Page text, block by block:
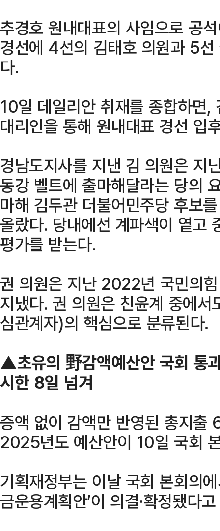
추경호 원내대표의 사임으로 공
경선에 4선의 김태호 의원과 5
다.
10일 데일리안 취재를 종합하면,
대리인을 통해 원내대표 경선 입
경남도지사를 지낸 김 의원은 지
동강 벨트에 출마해달라는 당의
마해 김두관 더불어민주당 후보
올랐다. 당내에선 계파색이 옅고
평가를 받는다.
권 의원은 지난 2022년 국민의
지냈다. 권 의원은 친윤계 중에
심관계자)의 핵심으로 분류된다.
▲초유의 野감액예산안 국회
시한 8일 넘겨
증액 없이 감액만 반영된 총지
2025년도 예산안이 10일 국회
기획재정부는 이날 국회 본회의
금운용계획안’이 의결·확정됐다